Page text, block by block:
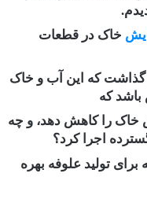
خاک در قطعات
گذاشت که این آب و خاک
که
خاک را کاهش دهد، و چه
اجرا کرد؟
برای تولید علوفه بهره